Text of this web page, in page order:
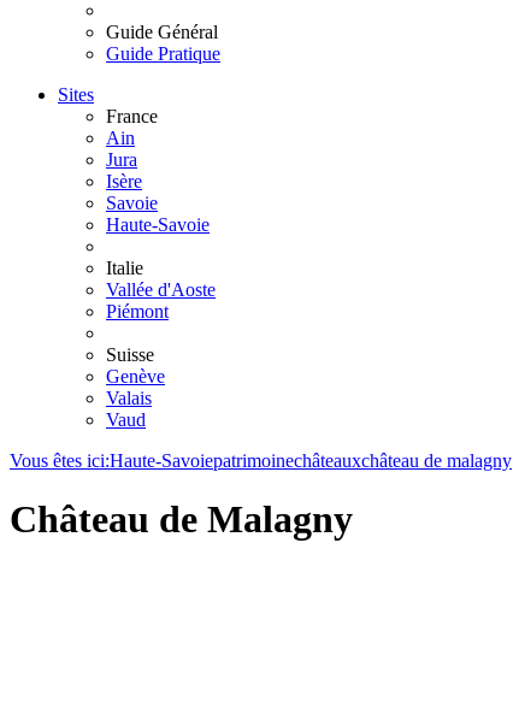
Guide Général
Guide Pratique
Sites
France
Ain
Jura
Isère
Savoie
Haute-Savoie
Italie
Vallée d'Aoste
Piémont
Suisse
Genève
Valais
Vaud
Vous êtes ici:Haute-Savoiepatrimoinechâteauxchâteau de malagny
Château de Malagny